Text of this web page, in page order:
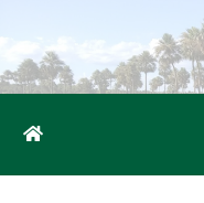
contenido